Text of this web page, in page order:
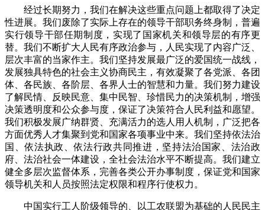
经过长期努力，我们在解决这些重点问题上都取得了决定
性进展。我们废除了实际上存在的领导干部职务终身制，普遍
实行领导干部任期制度，实现了国家机关和领导层的有序更
替。我们不断扩大人民有序政治参与，人民实现了内容广泛、
层次丰富的当家作主。我们坚持发展最广泛的爱国统一战线，
发展独具特色的社会主义协商民主，有效凝聚了各党派、各团
体、各民族、各阶层、各界人士的智慧和力量。我们努力建设
了解民情、反映民意、集中民智、珍惜民力的决策机制，增强
决策透明度和公众参与度，保证了决策符合人民利益和愿望。
我们积极发展广纳群贤、充满活力的选人用人机制，广泛把各
方面优秀人才集聚到党和国家各项事业中来。我们坚持依法治
国、依法执政、依法行政共同推进，坚持法治国家、法治政
府、法治社会一体建设，全社会法治水平不断提高。我们建立
健全多层次监督体系，完善各类公开办事制度，保证党和国家
领导机关和人员按照法定权限和程序行使权力。
中国实行工人阶级领导的、以工农联盟为基础的人民民主